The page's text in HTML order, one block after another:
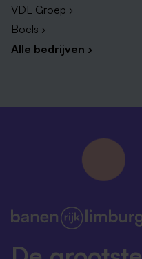
VDL Groep ›
Boels ›
Alle bedrijven ›